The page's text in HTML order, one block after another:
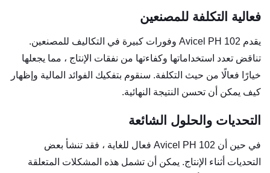
فعالية التكلفة للمصنعين
يقدم Avicel PH 102 وفورات كبيرة في التكاليف للمصنعين.
تناقض تعدد استخداماتها وكفاءتها من نفقات الإنتاج ، مما يجعلها
خيارًا فعالًا من حيث التكلفة. سنقوم بتفكيك الفوائد المالية وإظهار
كيف يمكن أن تحسن النتيجة النهائية.
التحديات والحلول الشائعة
في حين أن Avicel PH 102 فعال للغاية ، فقد تنشأ بعض
التحديات أثناء الإنتاج. يمكن أن تشمل هذه المشكلات المتعلقة